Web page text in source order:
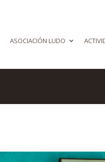
ASOCIACIÓN LUDO